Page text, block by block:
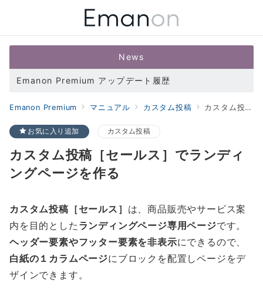
News
Emanon Premium アップデート履歴
Emanon Premium マニュアル カスタム投稿 カスタム投稿［セールス］でランディングページを作る
お気に入り追加 カスタム投稿
カスタム投稿［セールス］でランディ
ングページを作る
カスタム投稿［セールス］ は、商品販売やサービス案
内を目的とした ランディングページ専用ページです。
ヘッダー要素やフッター要素を非表示にできるので、
白紙の１カラムページにブロックを配置しページをデ
ザインできます。